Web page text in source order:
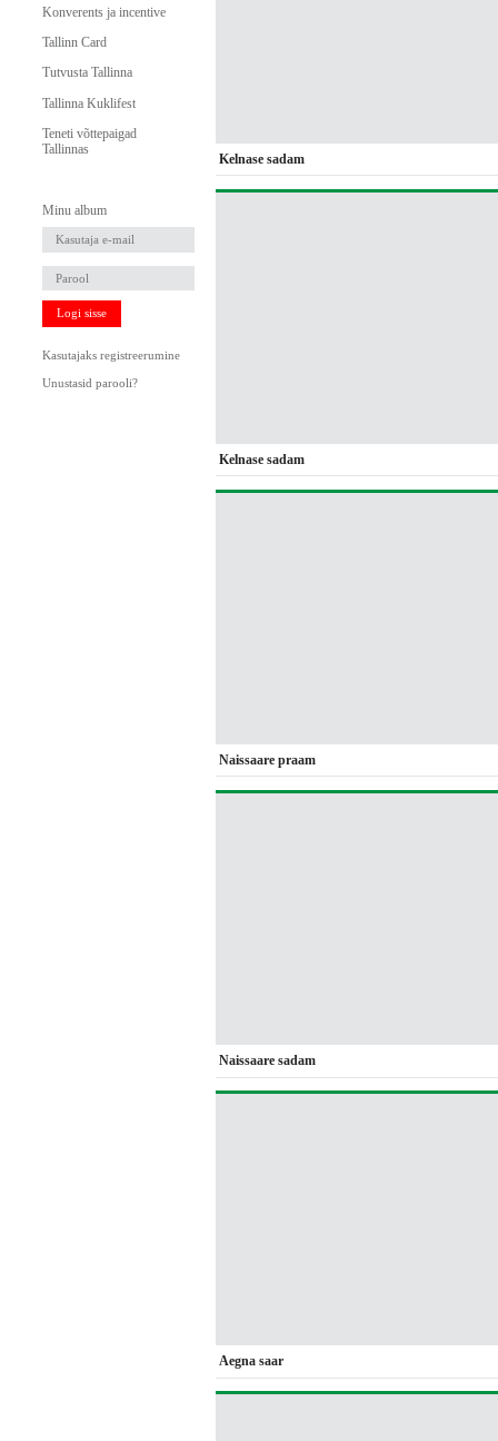
Konverents ja incentive
Tallinn Card
Tutvusta Tallinna
Tallinna Kuklifest
Teneti võttepaigad
Tallinnas
Minu album
Logi sisse
Kasutajaks registreerumine
Unustasid parooli?
Kelnase sadam
Kelnase sadam
Naissaare praam
Naissaare sadam
Aegna saar